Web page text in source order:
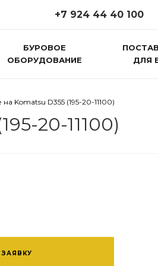
+7 924 44 40 100
БУРОВОЕ
ОБОРУДОВАНИЕ
ДЛЯ
Komatsu D355 (195-20-11100)
20-11100)